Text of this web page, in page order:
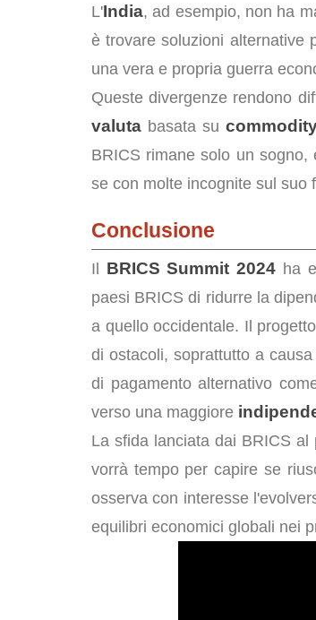
L'India, ad esempio, non ha
è trovare soluzioni alternative
una vera e propria guerra
Queste divergenze rendono
valuta basata su
BRICS rimane solo un sogno,
se con molte incognite sul suo
Conclusione
Il BRICS Summit 2024 ha
paesi BRICS di ridurre la
a quello occidentale. Il
di ostacoli, soprattutto a
di pagamento alternativo
verso una maggiore
La sfida lanciata dai BRICS
vorrà tempo per capire se
osserva con interesse
equilibri economici globali nei